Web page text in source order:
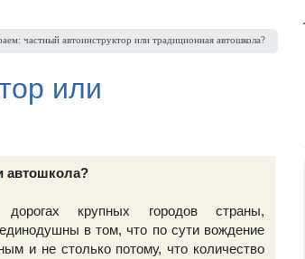
частный автоинструктор или традиционная автошкола?
или
автошкола?
крупных городов страны,
в том, что по сути вождение
и не столько потому, что количество